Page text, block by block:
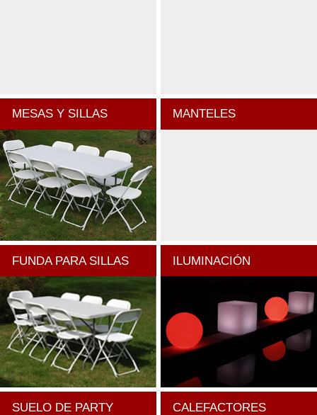
MESAS Y SILLAS MANTELES
FUNDA PARA SILLAS ILUMINACIÓN
SUELO DE PARTY
CALEFACTORES